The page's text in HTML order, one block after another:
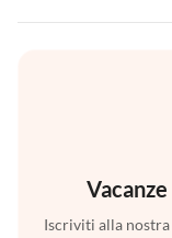
Iscriviti alla